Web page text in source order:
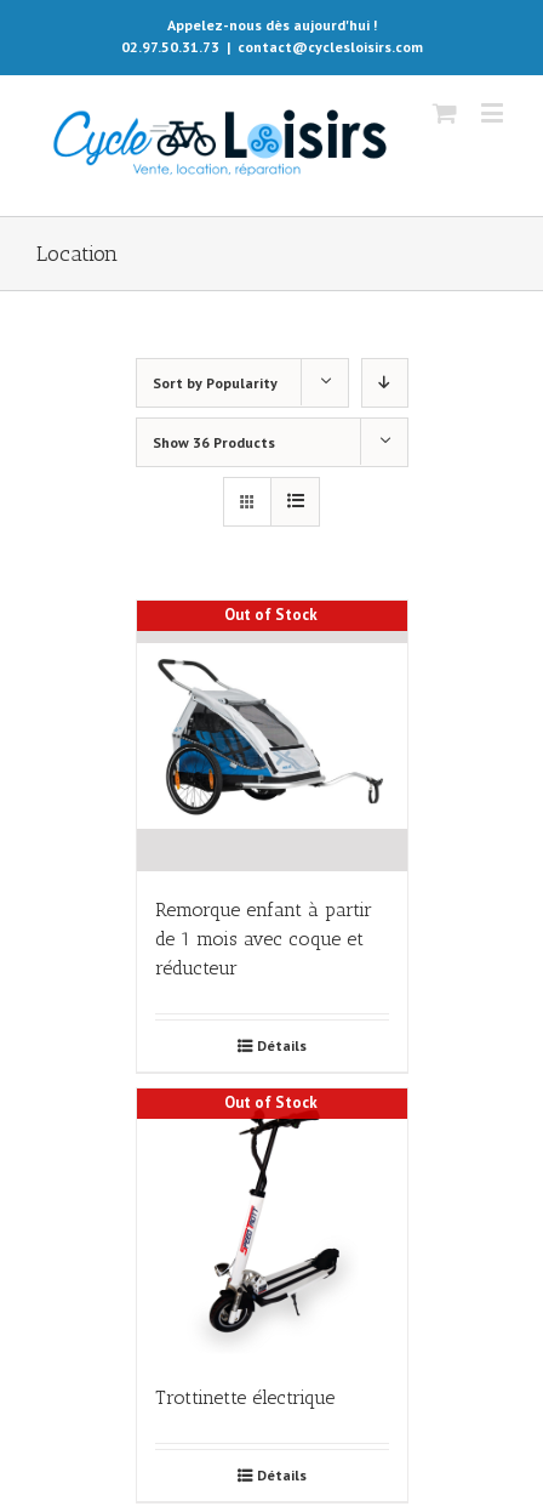
Appelez-nous dès aujourd'hui !
02.97.50.31.73 | contact@cyclesloisirs.com
Location
Sort by Popularity
Show 36 Products
Out of Stock
Remorque enfant à partir
de 1 mois avec coque et
réducteur
Détails
Out of Stock
Trottinette électrique
Détails